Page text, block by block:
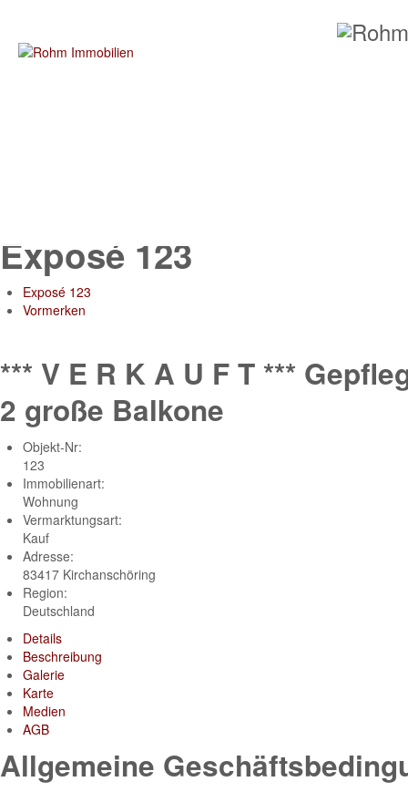
Exposé 123
Exposé 123
Vormerken
*** V E R K A U F T ***
2 große Balkone
Objekt-Nr:
123
Immobilienart:
Wohnung
Vermarktungsart:
Kauf
Adresse:
83417 Kirchanschöring
Region:
Deutschland
Details
Beschreibung
Galerie
Karte
Medien
AGB
Allgemeine